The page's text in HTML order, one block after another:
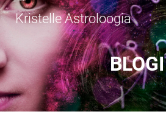
Kristelle Astroloogia
BLOGI